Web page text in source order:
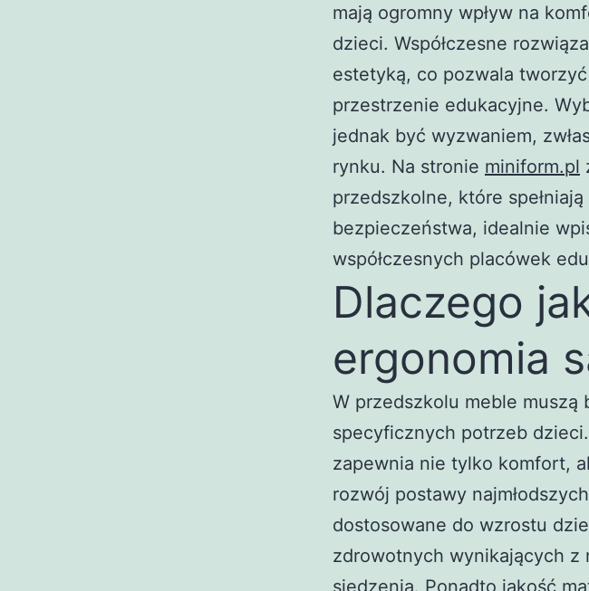
mają ogromny wpływ na
dzieci. Współczesne
estetyką, co pozwala
przestrzenie edukacyjne.
jednak być wyzwaniem,
rynku. Na stronie miniform.pl
przedszkolne, które
bezpieczeństwa, idealnie
współczesnych placówek
Dlaczego
ergonomia
W przedszkolu meble muszą
specyficznych potrzeb
zapewnia nie tylko komfort,
rozwój postawy
dostosowane do wzrostu
zdrowotnych wynikających
siedzenia. Ponadto jakość